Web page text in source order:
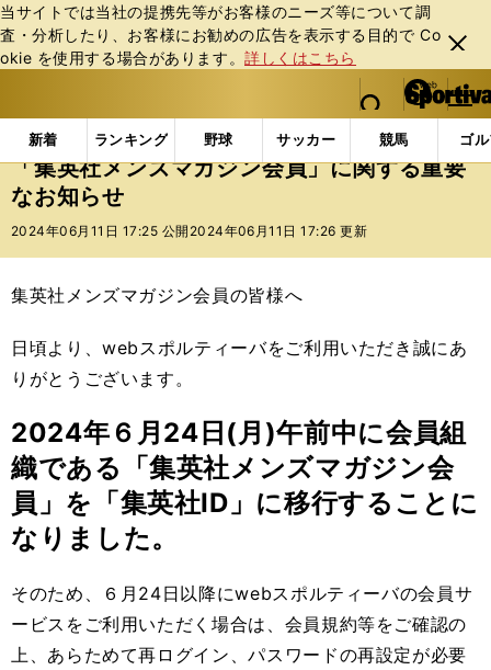
当サイトでは当社の提携先等がお客様のニーズ等について調
査・分析したり、お客様にお勧めの広告を表⽰する⽬的で Co
okie を使⽤する場合があります。詳しくはこちら
閉じ
る
web Sportiva (webスポルティーバ)
検索
マイペ
ー
ジ
メニュ
新着 ランキング 野球 サッカー 競馬 ゴ
b
ス
ポ
ル
バ
インフォメーション その他 「集英社メンズマガジ
「集英社メンズマガジン会員」に関する重要
なお知らせ
2024年06月11日 17:25 公開 2024年06月11日 17:26 更新
集英社メンズマガジン会員の皆様へ
日頃より、webスポルティーバをご利用いただき誠にあ
りがとうございます。
2024年６月24日(月)午前中に会員組
織である「集英社メンズマガジン会
員」を「集英社ID」に移行することに
なりました。
そのため、６月 24日以降にwebスポルティーバの会員サ
ービスをご利用いただく場合は、会員規約等をご確認の
上、あらためて再ログイン、パスワードの再設定が必要